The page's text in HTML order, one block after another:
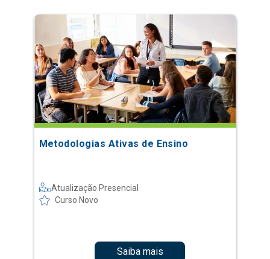
Metodologias Ativas de Ensino
Atualização Presencial
Curso Novo
Saiba mais